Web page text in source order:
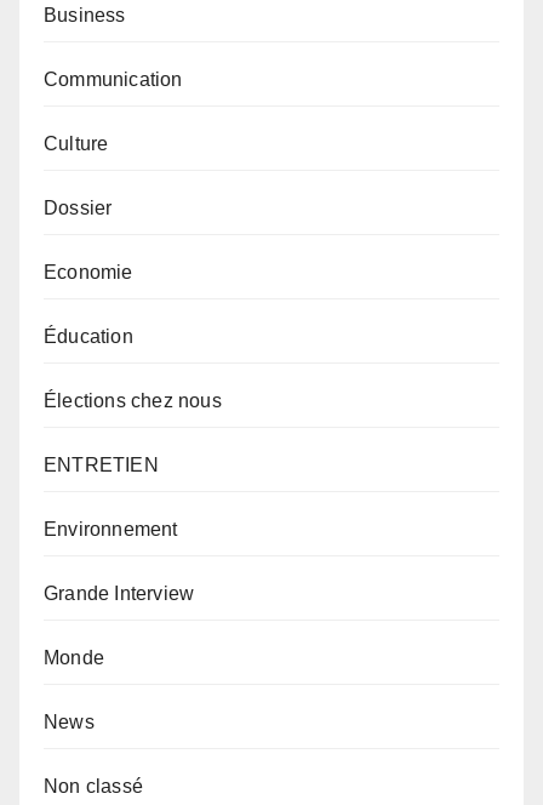
Business
Communication
Culture
Dossier
Economie
Éducation
Élections chez nous
ENTRETIEN
Environnement
Grande Interview
Monde
News
Non classé